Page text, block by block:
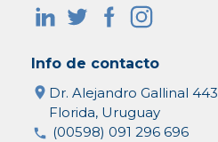
Info de contacto
Dr. Alejandro Gallinal 443
Florida, Uruguay
(00598) 091 296 696